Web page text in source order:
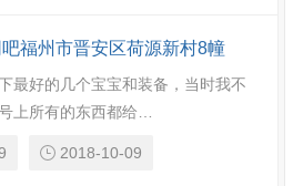
福州市晋安区荷源新村8幢
最好的几个宝宝和装备，当时我不
上所有的东西都给…
2018-10-09